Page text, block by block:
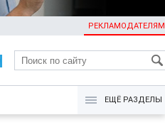
РЕКЛАМОДАТЕЛЯМ
KG
ЕЩЁ РАЗДЕЛЫ